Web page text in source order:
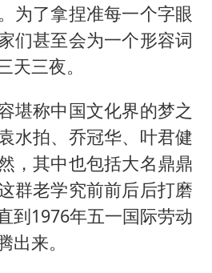
为了拿捏准每一个字眼
们甚至会为一个形容词
天三夜。
堪称中国文化界的梦之
水拍、 乔冠华、叶君健
，其中也包括大名鼎鼎
群老学究前前后后打磨
到1976年五一国际劳动
出来。